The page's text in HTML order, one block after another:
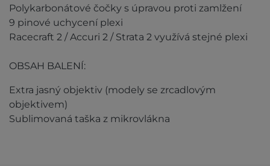
Polykarbonátové čočky s úpravou proti zamlžení
9 pinové uchycení plexi
Racecraft 2 / Accuri 2 / Strata 2 využívá stejné plexi
OBSAH BALENÍ:
Extra jasný objektiv (modely se zrcadlovým
objektivem)
Sublimovaná taška z mikrovlákna